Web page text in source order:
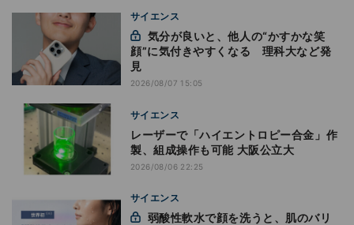
サイエンス
顔”に気付きやすくなる 理科大など発
見
2026/08/07 15:05
サイエンス
レーザーで「ハイエントロピー合金」作
製、組成操作も可能 大阪公立大
2026/08/06 22:25
サイエンス